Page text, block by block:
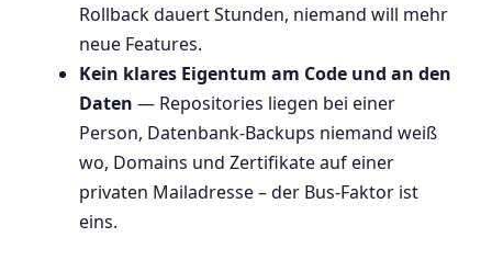
Rollback dauert Stunden, niemand will mehr
neue Features.
Kein klares Eigentum am Code und an den
Daten — Repositories liegen bei einer
Person, Datenbank-Backups niemand weiß
wo, Domains und Zertifikate auf einer
privaten Mailadresse – der Bus-Faktor ist
eins.